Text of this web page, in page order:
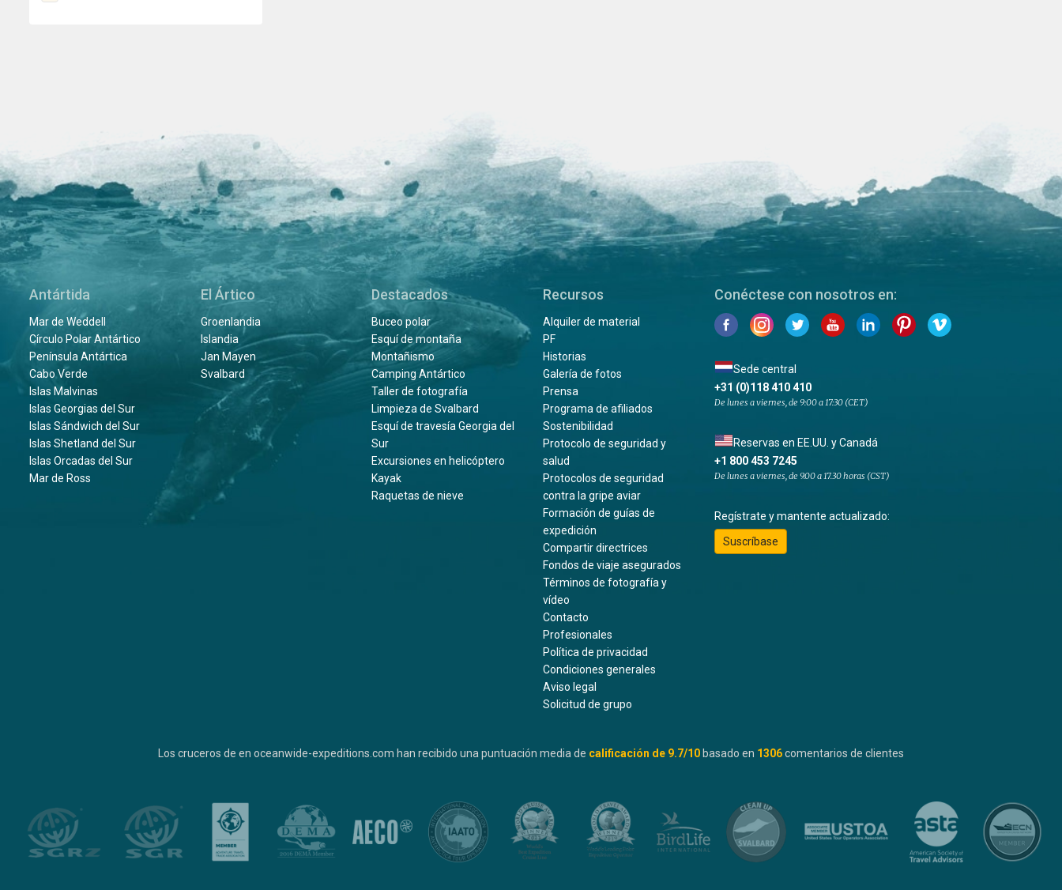
Antártida
Mar de Weddell
Círculo Polar Antártico
Península Antártica
Cabo Verde
Islas Malvinas
Islas Georgias del Sur
Islas Sándwich del Sur
Islas Shetland del Sur
Islas Orcadas del Sur
Mar de Ross
El Ártico
Groenlandia
Islandia
Jan Mayen
Svalbard
Destacados
Buceo polar
Esquí de montaña
Montañismo
Camping Antártico
Taller de fotografía
Limpieza de Svalbard
Esquí de travesía Georgia del
Sur
Excursiones en helicóptero
Kayak
Raquetas de nieve
Recursos
Alquiler de material
PF
Historias
Galería de fotos
Prensa
Programa de afiliados
Sostenibilidad
Protocolo de seguridad y
salud
Protocolos de seguridad
contra la gripe aviar
Formación de guías de
expedición
Compartir directrices
Fondos de viaje asegurados
Términos de fotografía y
vídeo
Contacto
Profesionales
Política de privacidad
Condiciones generales
Aviso legal
Solicitud de grupo
Conéctese con nosotros en:
Sede central
+31 (0)118 410 410
De lunes a viernes, de 9:00 a 17:30 (CET)
Reservas en EE.UU. y Canadá
+1 800 453 7245
De lunes a viernes, de 9.00 a 17.30 horas (CST)
Regístrate y mantente actualizado:
Suscríbase
Los cruceros de en oceanwide-expeditions.com han recibido una puntuación media de calificación de 9.7/10 basado en 1306comentarios de clientes